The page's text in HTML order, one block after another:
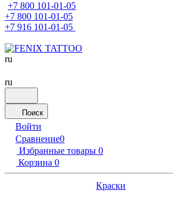
+7 800 101-01-05
+7 800 101-01-05
+7 916 101-01-05
ru
ru
Поиск
Войти
Сравнение0
Избранные товары 0
Корзина 0
Краски